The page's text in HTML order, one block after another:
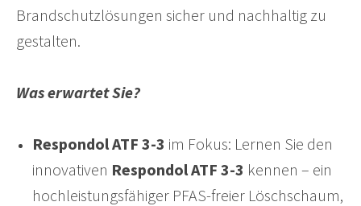
Brandschutzlösungen sicher und nachhaltig zu
gestalten.
Was erwartet Sie?
Respondol ATF 3-3 im Fokus: Lernen Sie den
innovativen Respondol ATF 3-3 kennen – ein
hochleistungsfähiger PFAS-freier Löschschaum,